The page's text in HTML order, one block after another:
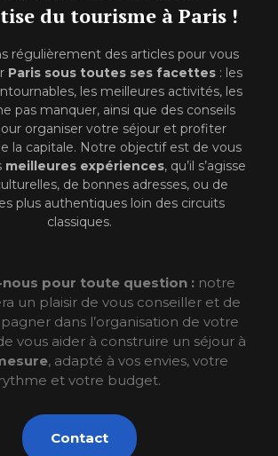
du tourisme à Paris !
régulièrement des articles pour vous
Paris sous toutes ses facettes: les
les meilleures activités, les
pas manquer, ainsi que des conseils
organiser votre séjour et profiter
la capitale. Notre objectif est de vous
meilleures expériences, qu’il s’agisse
de bonnes adresses, ou de
plus authentiques loin des circuits
classiques.
pour toute question : notre
un plaisir de vous conseiller et de
dans l’organisation de votre
vous aider à construire un séjour à
, adapté à vos envies, votre
rythme et votre budget.
Contact